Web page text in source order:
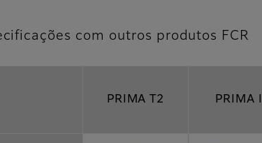
com outros produtos FCR
PRIMA T2 PRIMA II